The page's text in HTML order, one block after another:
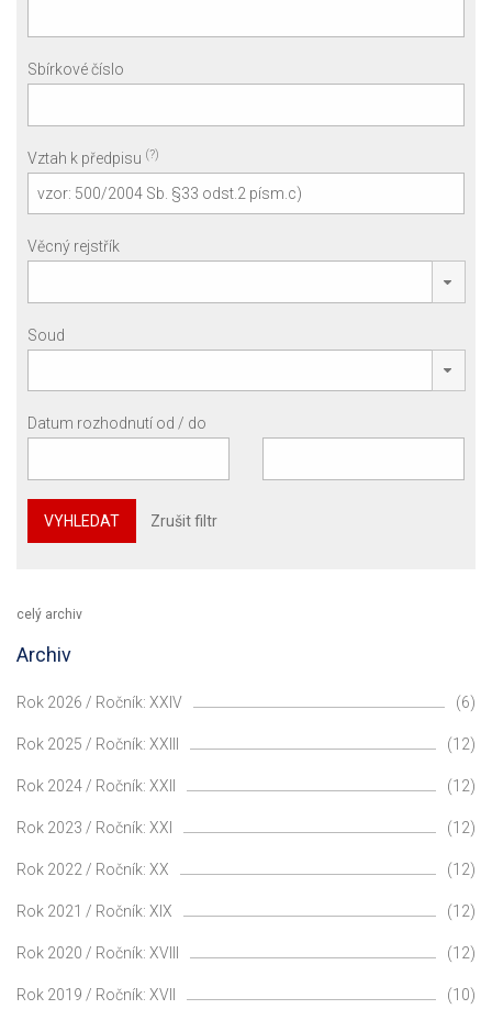
Sbírkové číslo
Vztah k předpisu (?)
Věcný rejstřík
Soud
Datum rozhodnutí od / do
VYHLEDAT Zrušit filtr
celý archiv
Archiv
Rok 2026 / Ročník: XXIV (6)
Rok 2025 / Ročník: XXIII (12)
Rok 2024 / Ročník: XXII (12)
Rok 2023 / Ročník: XXI (12)
Rok 2022 / Ročník: XX (12)
Rok 2021 / Ročník: XIX (12)
Rok 2020 / Ročník: XVIII (12)
Rok 2019 / Ročník: XVII (10)